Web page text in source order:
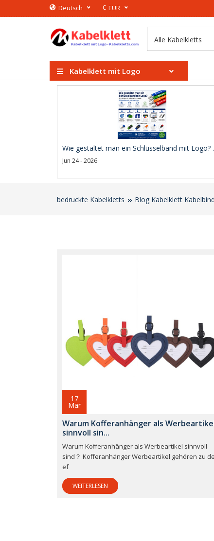
Deutsch € EUR
Kabelklett mit Logo
Wie gestaltet man ein Schlüsselband mit Logo?
Jun 24 - 2026
bedruckte Kabelkletts Blog Kabelklett
17
Mar
Warum Kofferanhänger als
sinnvoll sin...
Warum Kofferanhänger als Werbeartikel sinnvoll
sind？ Kofferanhänger Werbeartikel gehören zu
ef
WEITERLESEN